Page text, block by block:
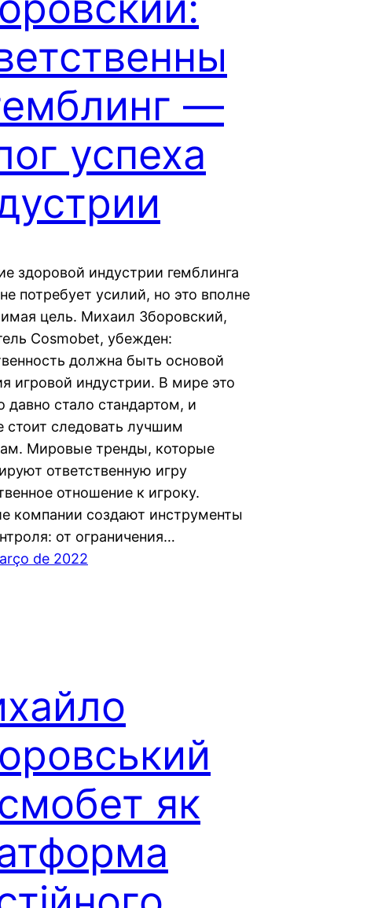
—
успеха
здоровой индустрии гемблинга
потребует усилий, но это вполне
цель. Михаил Зборовский,
Cosmobet, убежден:
должна быть основой
игровой индустрии. В мире это
давно стало стандартом, и
стоит следовать лучшим
Мировые тренды, которые
ответственную игру
отношение к игроку.
компании создают инструменты
от ограничения…
de 2022
як